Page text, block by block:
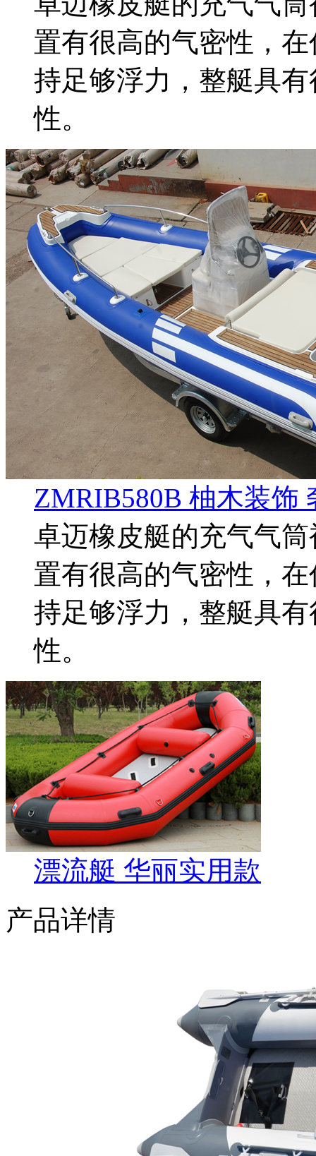
置有很高的气密性，
持足够浮力，整艇具
性。
ZMRIB580B 柚木装饰
卓迈橡皮艇的充气气
置有很高的气密性，
持足够浮力，整艇具
性。
漂流艇 华丽实用款
产品详情